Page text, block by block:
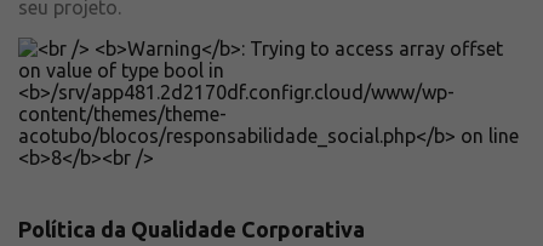
Calculadora
Download
Solicite um orçamento
Sobre a Açotubo
Unidades
Planos de Financiamento
seu projeto.
Política da Qualidade Corporativa